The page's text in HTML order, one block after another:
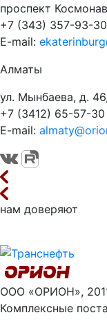
проспект
+7 (343) 357-93-30
E-mail:
Алматы
ул. Мынбаева, д.
+7 (3412) 65-57-30
E-mail:
нам доверяют
ООО «ОРИОН»,
Комплексные